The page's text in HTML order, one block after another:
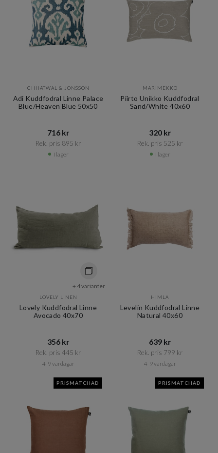
CHHATWAL & JONSSON
Adi Kuddfodral Linne Palace
Blue/Heaven Blue 50x50
716 kr​​
Rek. pris 895 kr​​
I lager
MARIMEKKO
Piirto Unikko Kuddfodral
Sand/White 40x60
320 kr​​
Rek. pris 525 kr​​
I lager
+ 4 varianter
LOVELY LINEN
Lovely Kuddfodral Linne
Avocado 40x70
356 kr​​
Rek. pris 445 kr​​
4-9 vardagar
HIMLA
Levelin Kuddfodral Linne
Natural 40x60
639 kr​​
Rek. pris 799 kr​​
4-9 vardagar
PRISMATCHAD PRISMATCHAD